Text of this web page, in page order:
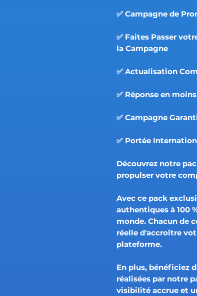
✅ Campagne de
✅ Faites Passer
la Campagne
✅ Actualisation
✅ Réponse en
✅ Campagne
✅ Portée
Découvrez notre
propulser votre
Avec ce pack
authentiques à 100
monde. Chacun de
réelle d'accroître
plateforme.
En plus, bénéficiez
réalisées par notre
visibilité accrue et